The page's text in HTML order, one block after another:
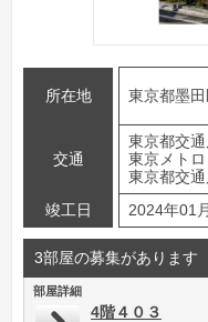
所在地 東京都墨
交通
東京都交
東京メト
東京都交
竣工日
2024年01
3部屋の募集があります
部屋詳細
4階４０３